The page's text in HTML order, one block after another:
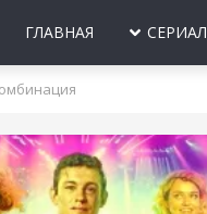
ГЛАВНАЯ
2021 2020
СССР
МОЛОДЕЖНЫЕ
НОВОГОДНИЕ